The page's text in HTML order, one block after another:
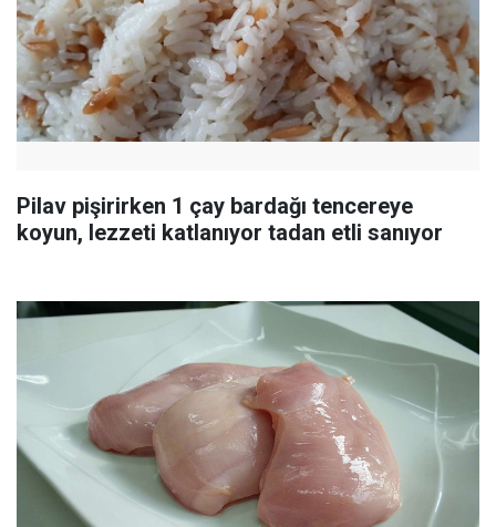
Pilav pişirirken 1 çay bardağı tencereye
koyun, lezzeti katlanıyor tadan etli sanıyor